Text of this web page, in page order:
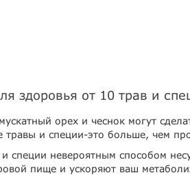
здоровья от 10 трав и
орех и чеснок могут
травы и специи-это больше, чем
специи невероятным способом
пище и ускоряют ваш